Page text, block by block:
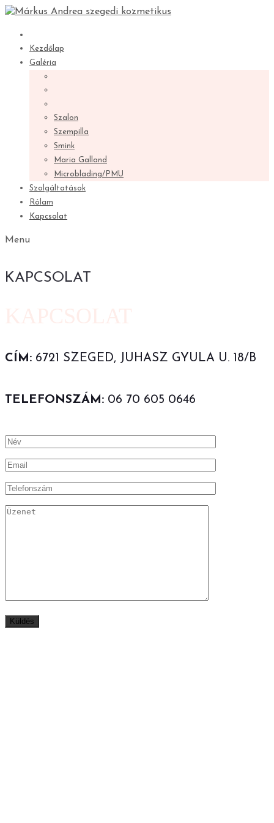
Kezdőlap
Galéria
Szalon
Szempilla
Smink
Maria Galland
Microblading/PMU
Szolgáltatások
Rólam
Kapcsolat
Menu
KAPCSOLAT
CÍM: 6721 SZEGED, JUHASZ GYULA U. 18/B
TELEFONSZÁM: 06 70 605 0646